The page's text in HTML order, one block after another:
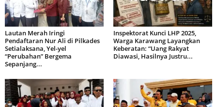
Lautan Merah Iringi
Pendaftaran Nur Ali di Pilkades
Setialaksana, Yel-yel
“Perubahan” Bergema
Sepanjang...
Inspektorat Kunci LHP 2025,
Warga Karawang Layangkan
Keberatan: “Uang Rakyat
Diawasi, Hasilnya Justru...